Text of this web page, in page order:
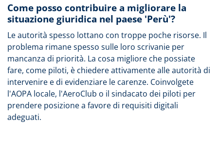
Come posso contribuire a migliorare la
situazione giuridica nel paese 'Perù'?
Le autorità spesso lottano con troppe poche risorse. Il
problema rimane spesso sulle loro scrivanie per
mancanza di priorità. La cosa migliore che possiate
fare, come piloti, è chiedere attivamente alle autorità di
intervenire e di evidenziare le carenze. Coinvolgete
l'AOPA locale, l'AeroClub o il sindacato dei piloti per
prendere posizione a favore di requisiti digitali
adeguati.